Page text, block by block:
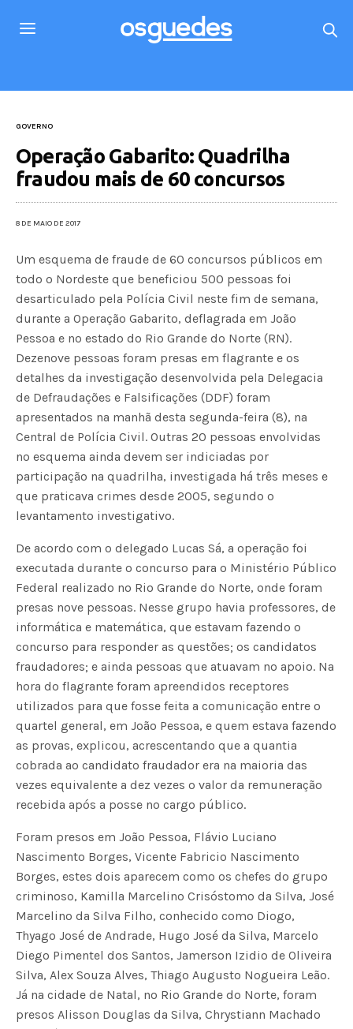
GOVERNO
Operação Gabarito: Quadrilha
fraudou mais de 60 concursos
8 DE MAIO DE 2017
Um esquema de fraude de 60 concursos públicos em
todo o Nordeste que beneficiou 500 pessoas foi
desarticulado pela Polícia Civil neste fim de semana,
durante a Operação Gabarito, deflagrada em João
Pessoa e no estado do Rio Grande do Norte (RN).
Dezenove pessoas foram presas em flagrante e os
detalhes da investigação desenvolvida pela Delegacia
de Defraudações e Falsificações (DDF) foram
apresentados na manhã desta segunda-feira (8), na
Central de Polícia Civil. Outras 20 pessoas envolvidas
no esquema ainda devem ser indiciadas por
participação na quadrilha, investigada há três meses e
que praticava crimes desde 2005, segundo o
levantamento investigativo.
De acordo com o delegado Lucas Sá, a operação foi
executada durante o concurso para o Ministério Público
Federal realizado no Rio Grande do Norte, onde foram
presas nove pessoas. Nesse grupo havia professores, de
informática e matemática, que estavam fazendo o
concurso para responder as questões; os candidatos
fraudadores; e ainda pessoas que atuavam no apoio. Na
hora do flagrante foram apreendidos receptores
utilizados para que fosse feita a comunicação entre o
quartel general, em João Pessoa, e quem estava fazendo
as provas, explicou, acrescentando que a quantia
cobrada ao candidato fraudador era na maioria das
vezes equivalente a dez vezes o valor da remuneração
recebida após a posse no cargo público.
Foram presos em João Pessoa, Flávio Luciano
Nascimento Borges, Vicente Fabricio Nascimento
Borges, estes dois aparecem como os chefes do grupo
criminoso, Kamilla Marcelino Crisóstomo da Silva, José
Marcelino da Silva Filho, conhecido como Diogo,
Thyago José de Andrade, Hugo José da Silva, Marcelo
Diego Pimentel dos Santos, Jamerson Izidio de Oliveira
Silva, Alex Souza Alves, Thiago Augusto Nogueira Leão.
Já na cidade de Natal, no Rio Grande do Norte, foram
presos Alisson Douglas da Silva, Chrystiann Machado